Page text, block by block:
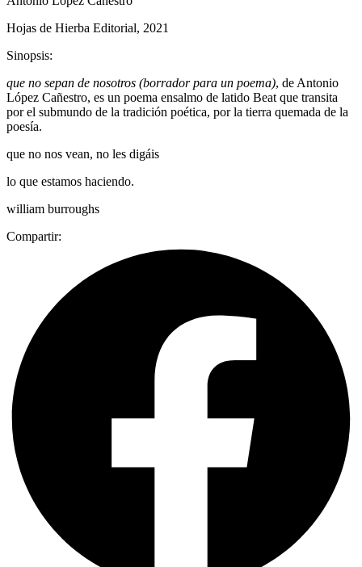
Hojas de Hierba Editorial, 2021
Sinopsis:
que no sepan de nosotros (borrador para un poema), de Antonio
López Cañestro, es un poema ensalmo de latido Beat que transita
por el submundo de la tradición poética, por la tierra quemada de la
poesía.
que no nos vean, no les digáis
lo que estamos haciendo.
william burroughs
Compartir: